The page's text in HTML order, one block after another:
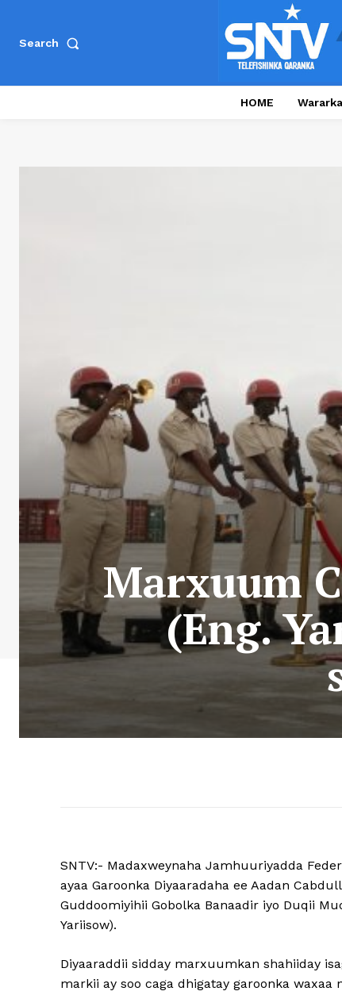
Search
HOME Wararka
Marxuum
(Eng.
SNTV:- Madaxweynaha Jamhuuriyadda
ayaa Garoonka Diyaaradaha ee Aadan
Guddoomiyihii Gobolka Banaadir iyo Duqii
Yariisow).
Diyaaraddii sidday marxuumkan shahiiday
markii ay soo caga dhigatay garoonka